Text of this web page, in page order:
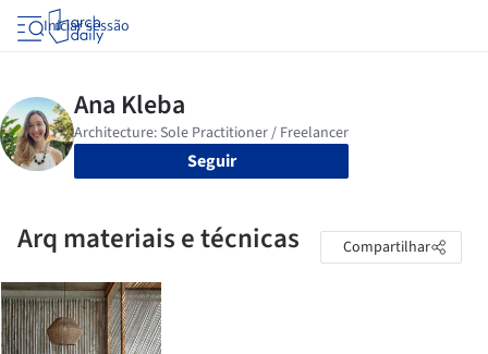
Iniciar sessão
Seguir
Arq materiais e técnicas Compartilhar